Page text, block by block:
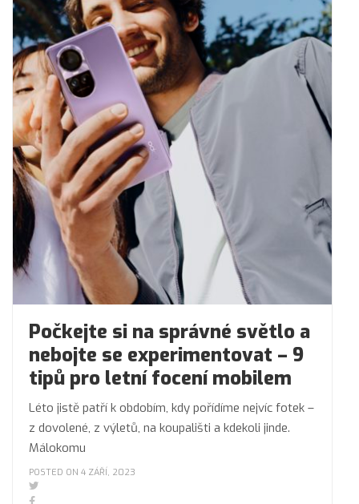
Počkejte si na správné světlo a
nebojte se experimentovat – 9
tipů pro letní focení mobilem
Léto jistě patří k obdobím, kdy pořídíme nejvíc fotek –
z dovolené, z výletů, na koupališti a kdekoli jinde.
Málokomu
POSTED ON 4 ZÁŘÍ, 2023